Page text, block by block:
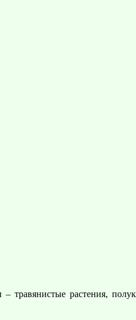
травянистые растения,